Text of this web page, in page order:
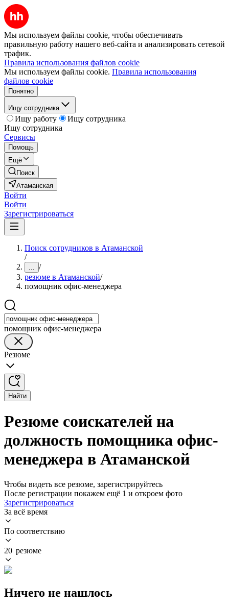
Мы используем файлы cookie, чтобы обеспечивать
правильную работу нашего веб-сайта и анализировать сетевой
трафик.
Правила использования файлов cookie
Мы используем файлы cookie. Правила использования
файлов cookie
Понятно
Ищу сотрудника
Ищу работу
Ищу сотрудника
Ищу сотрудника
Сервисы
Помощь
Ещё
Поиск
Атаманская
Войти
Войти
Зарегистрироваться
Поиск сотрудников в Атаманской
/
... /
резюме в Атаманской/
помощник офис-менеджера
помощник офис-менеджера
Резюме
Найти
Резюме соискателей на
должность помощника офис-
менеджера в Атаманской
Чтобы видеть все резюме, зарегистрируйтесь
После регистрации покажем ещё 1 и откроем фото
Зарегистрироваться
За всё время
По соответствию
20 резюме
Ничего не нашлось